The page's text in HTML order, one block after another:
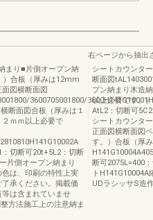
まり■片側オープン納
）合板（厚みは12mm
図横断面図
3600705001800/
断面図合板（厚みは１
２ｍｍ以上必要で
切断可20t+5L2：切断
片側オープン納まり
は、印刷の特性上実
承ください。掲載価
は含まれていませ
方法施工上の注意納ま
右ページから抽出
シートカウンタ
断面図
プン納まり木造
以上必要です。
AtL2：切断可
シートカウンタ
正面図横断面図
す。）合板（厚
断可2075L=400
ト
UDラシッサS造